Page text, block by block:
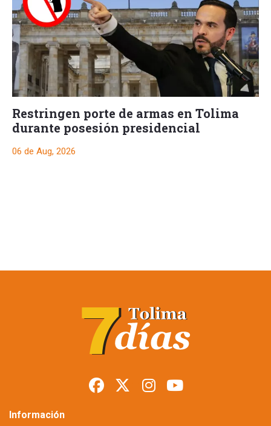
Restringen porte de armas en Tolima
durante posesión presidencial
06 de Aug, 2026
armas en Tolima
durante posesión
presidencial